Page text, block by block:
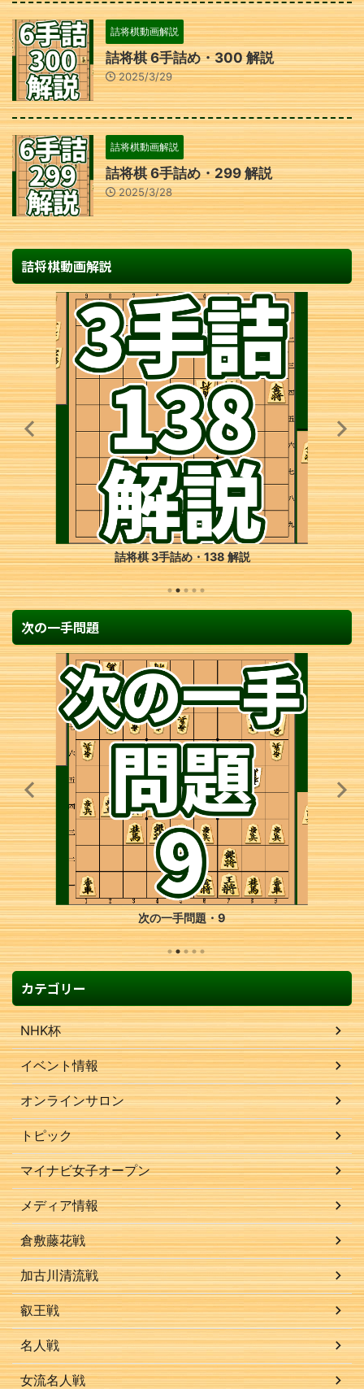
詰将棋動画解説
詰将棋 6手詰め・300 解説
2025/3/29
詰将棋動画解説
詰将棋 6手詰め・299 解説
2025/3/28
詰将棋動画解説
詰将棋 3手詰め・138 解説
次の一手問題
次の一手問題・9
カテゴリー
NHK杯
イベント情報
オンラインサロン
トピック
マイナビ女子オープン
メディア情報
倉敷藤花戦
加古川清流戦
叡王戦
名人戦
女流名人戦